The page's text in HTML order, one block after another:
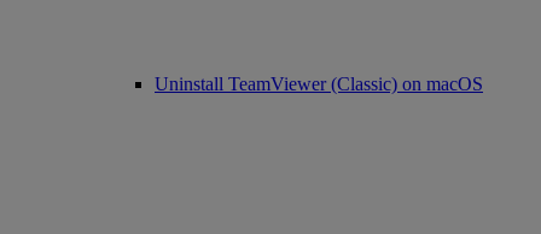
Uninstall TeamViewer (Classic) on macOS